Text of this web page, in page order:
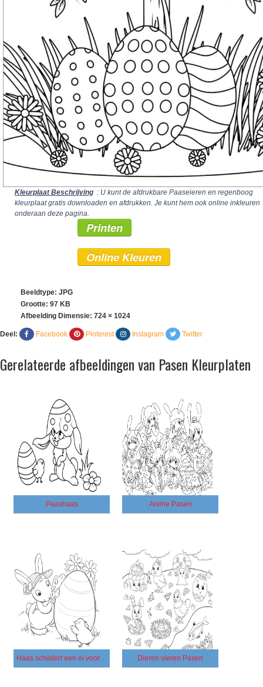
Kleurplaat Beschrijving : U kunt de afdrukbare Paaseieren en regenboog
kleurplaat gratis downloaden en afdrukken. Je kunt hem ook online inkleuren
onderaan deze pagina.
Printen
Online Kleuren
Beeldtype: JPG
Grootte: 97 KB
Afbeelding Dimensie: 724 × 1024
Deel: Facebook Pinterest Instagram Twitter
Gerelateerde afbeeldingen van Pasen Kleurplaten
Paashaas Anime Pasen
Haas schildert een ei voor Pasen Dieren vieren Pasen